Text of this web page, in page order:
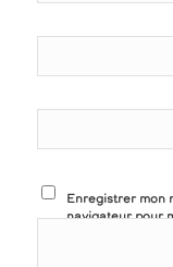
Enregistrer mon
navigateur pour